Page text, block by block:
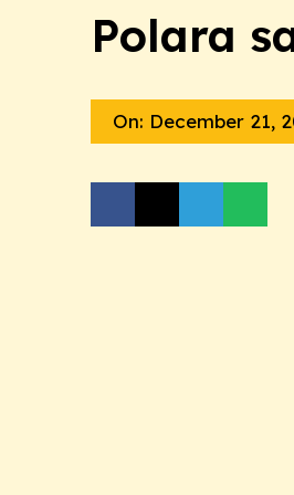
Polara
On: December 21,